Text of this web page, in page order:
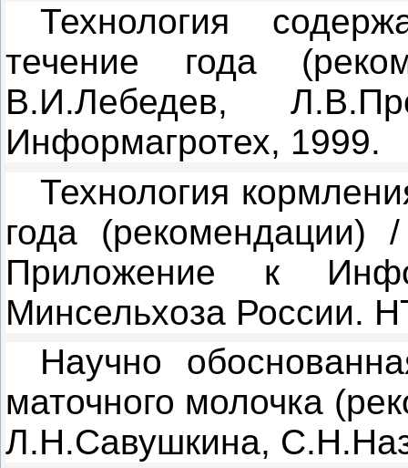
Технология
течение года
В.И.Лебедев,
Информагротех, 1999.
Технология
года
Приложение к
Минсельхоза России.
Научно
маточного молочка
Л.Н.Савушкина,